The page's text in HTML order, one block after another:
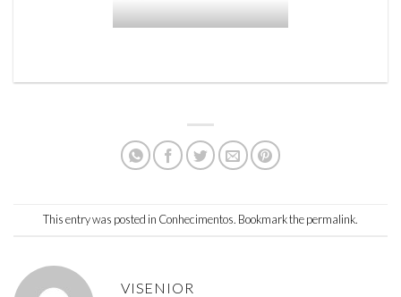
Add to
This entry was posted in Conhecimentos. Bookmark thepermalink.
VISENIOR